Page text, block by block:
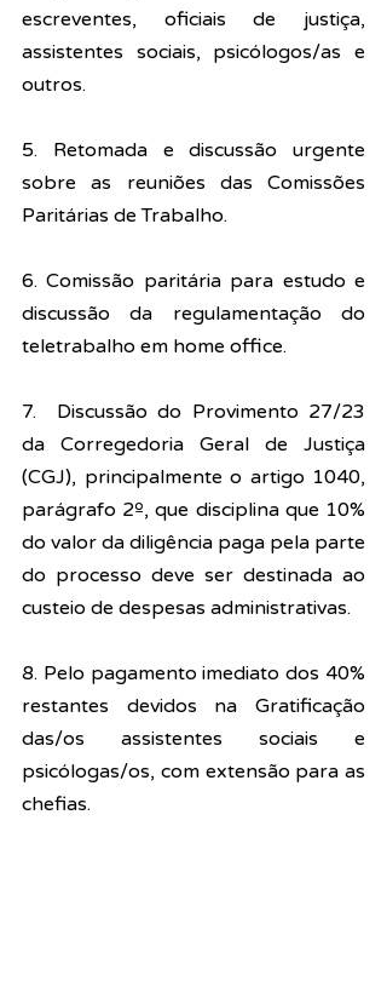
escreventes, oficiais de justiça,
assistentes sociais, psicólogos/as e
outros.
5. Retomada e discussão urgente
sobre as reuniões das Comissões
Paritárias de Trabalho.
6. Comissão paritária para estudo e
discussão da regulamentação do
teletrabalho em home office.
7.  Discussão do Provimento 27/23
da Corregedoria Geral de Justiça
(CGJ), principalmente o artigo 1040,
parágrafo 2º, que disciplina que 10%
do valor da diligência paga pela parte
do processo deve ser destinada ao
custeio de despesas administrativas.
8. Pelo pagamento imediato dos 40%
restantes devidos na Gratificação
das/os assistentes sociais e
psicólogas/os, com extensão para as
chefias.